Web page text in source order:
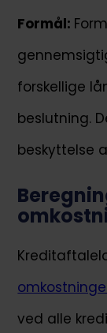
Formål:
forskellige
beslutning.
beskyttelse
ved alle